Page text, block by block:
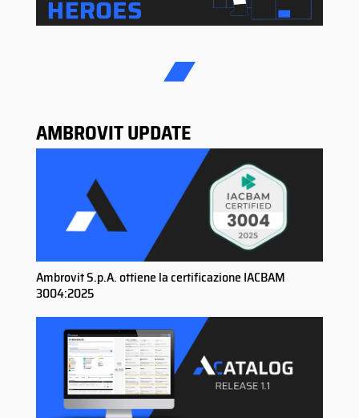
AMBROVIT UPDATE
Ambrovit S.p.A. ottiene la certificazione IACBAM
3004:2025